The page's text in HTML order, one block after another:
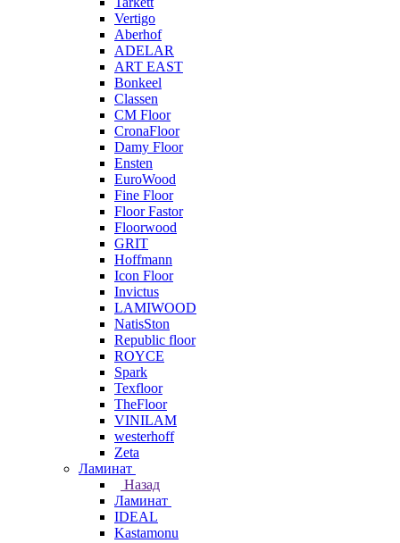
Vertigo
Aberhof
ADELAR
ART EAST
Bonkeel
Classen
CM Floor
CronaFloor
Damy Floor
Ensten
EuroWood
Fine Floor
Floor Fastor
Floorwood
GRIT
Hoffmann
Icon Floor
Invictus
LAMIWOOD
NatisSton
Republic floor
ROYCE
Spark
Texfloor
TheFloor
VINILAM
westerhoff
Zeta
Ламинат
Назад
Ламинат
IDEAL
Kastamonu